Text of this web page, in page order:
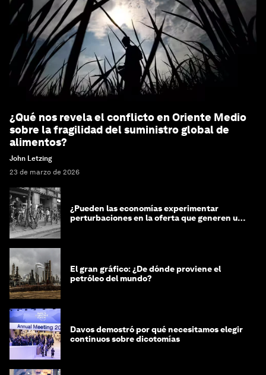
¿Qué nos revela el conflicto en Oriente Medio
sobre la fragilidad del suministro global de
alimentos?
John Letzing
23 de marzo de 2026
¿Pueden las economías experimentar
perturbaciones en la oferta que generen un
El gran gráfico: ¿De dónde proviene el
petróleo del mundo?
Davos demostró por qué necesitamos elegir
continuos sobre dicotomías